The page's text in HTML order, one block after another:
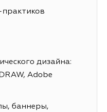
дизайна:
Adobe
баннеры,